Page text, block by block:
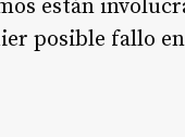
están
posible fallo